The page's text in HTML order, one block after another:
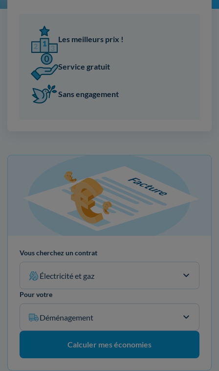
Les meilleurs prix !
Service gratuit
Sans engagement
Vous cherchez un contrat
Électricité et gaz
Pour votre
Déménagement
Calculer mes économies